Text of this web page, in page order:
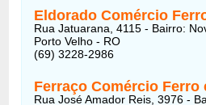
Eldorado Comércio
Rua Jatuarana, 4115 - Bairro:
Porto Velho - RO
(69) 3228-2986
Ferraço Comércio Ferro
Rua José Amador Reis, 3976 -